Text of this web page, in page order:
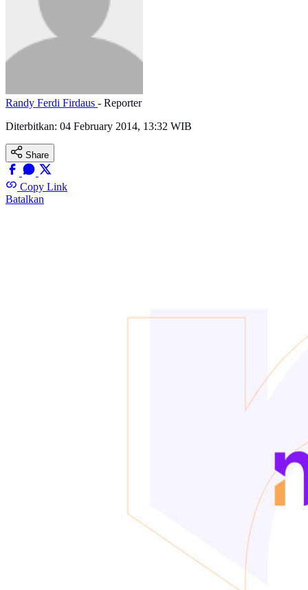
Randy Ferdi Firdaus - Reporter
Diterbitkan: 04 February 2014, 13:32 WIB
Share
Copy Link
Batalkan